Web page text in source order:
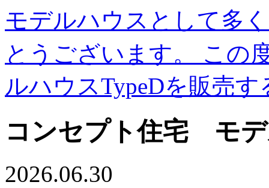
モデルハウスとして多
とうございます。 この
ルハウスTypeDを販売
コンセプト住宅 モ
2026.06.30